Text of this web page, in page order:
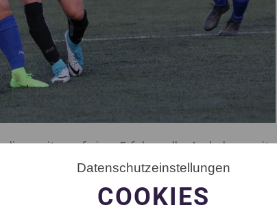
weiter auf einer Erfolgswelle. Auch das zweite
Schwan für sich entscheiden und mit 2:0 beim
Tabellenzweite aus Nettetal nach den Toren von
Datenschutzeinstellungen
COOKIES